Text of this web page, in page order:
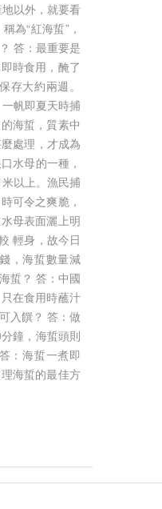
Thiếu nguyên liệu, lò
“đắp chiếu”
Admin
Với trữ lượng tài nguyên
dồi dào, tỉnh Thái
khuyến khích DN đầu tư
chế biến sâu các sản
Nhiều DN đã...
以外，就要看
為“紅海蜇”，
答：最重要是
時食用，醃了
存大約兩週。
一帆即夏天時捕
海蜇，質素中
處理，才成為
水母的一種，
以上。漁民捕
可令之爽脆，
母表面灑上明
輕身，故今日
，海蜇數量減
蜇？ 答：中國
在食用時蘸汁
入饌？ 答：做
鐘，海蜇頭則
：海蜇一煮即
海蜇的最佳方